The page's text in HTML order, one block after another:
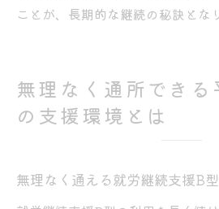
ことが、長期的な継続の秘訣とな
無理なく通所でき
の支援環境とは
無理なく通える就労継続支援B